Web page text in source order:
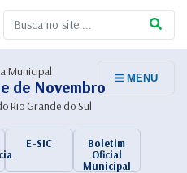
Municipal
de Novembro
Rio Grande do Sul
E-SIC
Boletim
Oficial
Municipal
MENU